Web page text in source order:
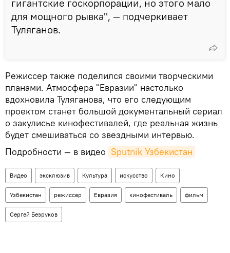
гигантские госкорпорации, но этого мало
для мощного рывка", — подчеркивает
Туляганов.
Режиссер также поделился своими творческими
планами. Атмосфера "Евразии" настолько
вдохновила Туляганова, что его следующим
проектом станет большой документальный сериал
о закулисье кинофестивалей, где реальная жизнь
будет смешиваться со звездными интервью.
Подробности — в видео Sputnik Узбекистан
Видео эксклюзив Культура искусство Кино
Узбекистан режиссер Евразия кинофестиваль фильм
Сергей Безруков